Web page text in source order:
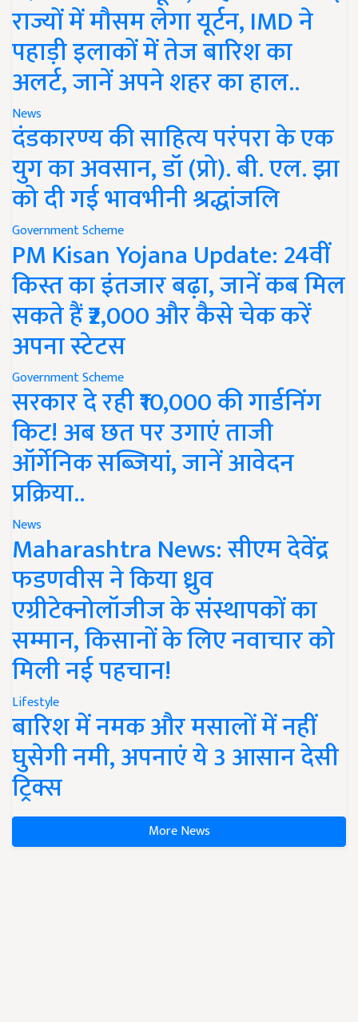
राज्यों में मौसम लेगा यूर्टन, IMD ने
पहाड़ी इलाकों में तेज बारिश का
अलर्ट, जानें अपने शहर का हाल..
News
दंडकारण्य की साहित्य परंपरा के एक
युग का अवसान, डॉ (प्रो). बी. एल. झा
को दी गई भावभीनी श्रद्धांजलि
Government Scheme
PM Kisan Yojana Update: 24वीं
किस्त का इंतजार बढ़ा, जानें कब मिल
सकते हैं ₹2,000 और कैसे चेक करें
अपना स्टेटस
Government Scheme
सरकार दे रही ₹10,000 की गार्डनिंग
किट! अब छत पर उगाएं ताजी
ऑर्गेनिक सब्जियां, जानें आवेदन
प्रक्रिया..
News
Maharashtra News: सीएम देवेंद्र
फडणवीस ने किया ध्रुव
एग्रीटेक्नोलॉजीज के संस्थापकों का
सम्मान, किसानों के लिए नवाचार को
मिली नई पहचान!
Lifestyle
बारिश में नमक और मसालों में नहीं
घुसेगी नमी, अपनाएं ये 3 आसान देसी
ट्रिक्स
More News